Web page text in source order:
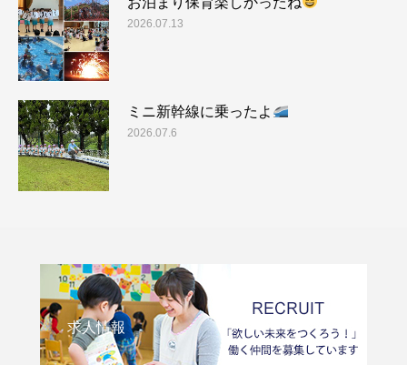
2026.07.13
ミニ新幹線に乗ったよ
2026.07.6
求人情報